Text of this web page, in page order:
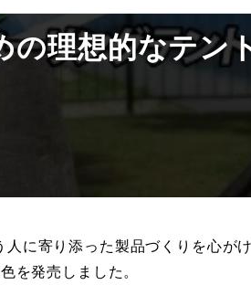
の理想的なテン
に寄り添った製品づくりを心が
を発売しました。